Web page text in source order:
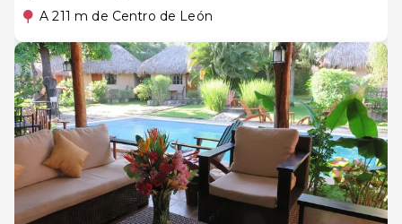
A 211 m de Centro de León